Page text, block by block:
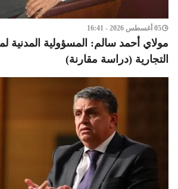
05 أغسطس 2026 - 16:41
مولاي أحمد سالم: المسؤولية
التجارية (دراسة مقارنة)